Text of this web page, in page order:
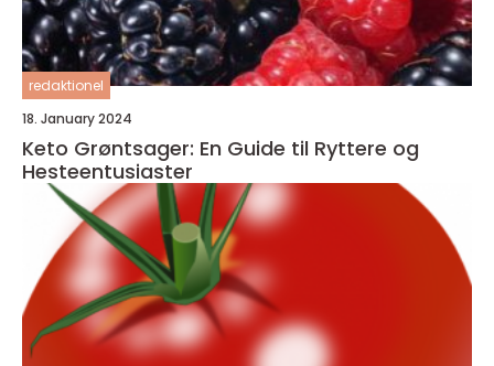
redaktionel
18. January 2024
Keto Grøntsager: En Guide til Ryttere og
Hesteentusiaster